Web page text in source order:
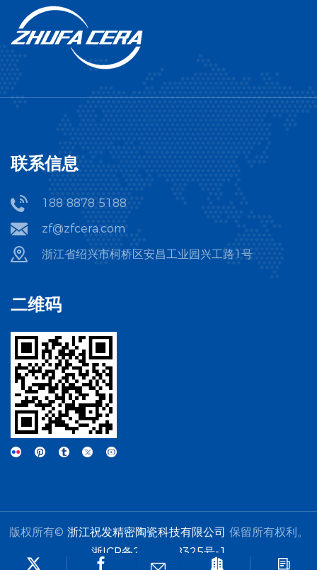
电产线对耐磨损、高绝缘、耐高温以及抗化学腐蚀的材料特性提出
了近乎苛刻的要求。在这一演进过程中，传统的替代方案暴露出明
显的局限性以下三方面。 传统金属材质（如工具钢、硬质合金）：
在面对高硬度浆料时磨损极快，更严重的是金属微粒脱落会引入磁
性异物（金属杂质），直接导致电芯微短路，埋下严重的安全隐
无法保障微米级的尺寸精度。 通用标准化陶瓷部件：市面现货批发
破解锂电产线痛点的必然选择。 二、产线各环节的“对症下药” 在锂
电产线的复杂工况中，并非所有陶瓷都适用。根据具体的工艺流程
型定制零件主要包括以下三方面。 前段（制浆、输送与涂布区）极
端环境下的耐磨、绝缘与零金属污染 痛点剖析：正负极浆料在高速
搅拌、管道输送、精密涂布等过程中，含有强磨损性颗粒（如磷酸
铁锂、高镍三元材料），对金属部件冲刷极快，且极易引入金属异
物。 • 核心材料：高纯度氧化铝与高强度增韧氧化锆陶瓷。 • 典型零
件：陶瓷转子泵定子与转子、精密涂布刮刀、浆料输送管道内衬、
求极高的尺寸稳定性和平整度，高速运转下的微小温升热变形或磨
损，都会导致极片尺寸超差、掉粉或毛刺过大。 • 核心材料：氧化锆
或碳化硅陶瓷。 • 典型零件：陶瓷微型导向辊、压延辊、精密定位
销、分切/模切复合刀具组件、极片边缘限位块。 后段（封装、化
成、热压及固态电池产线）耐高温、绝缘与抗化学侵蚀 痛点剖析：
在电芯热压、高温化成以及全固态电池的高温烧结、热压复合工艺
中，常规材质易发生软化或与电解质发生化学反应。 • 核心材料：氮
化硅或氮化铝陶瓷。 • 典型零件：全固态电池/干法电极高温热压模
具、绝缘隔热板、电池封装定位夹具、高温烧结舟皿、真空吸附陶
瓷吸盘。 产线区段 核心特种陶瓷材质 典型非标定制零件 前段 （制
浆/涂布） 氧化铝 / 氧化锆 转子泵定子/转子、精密刮刀、管道内
衬、阀体喷嘴 中段 （辊压/模切） 氧化锆 / 碳化硅 精密压延辊、导
结构 突破标准件的规格限制，根据不同设备的内部空间与受力特
点，提供从概念图纸设计到精密数控加工、激光打孔、超精研磨的
一站式解决方案，实现与现有产线的无缝嵌入。 按需调配与优化材
联系信息
188 8878 5188
zf@zfcera.com
浙江省绍兴市柯桥区安昌工业园兴工路1号
二维码
版权所有© 浙江祝发精密陶瓷科技有限公司 保留所有权利。
浙ICP备2025168325号-1